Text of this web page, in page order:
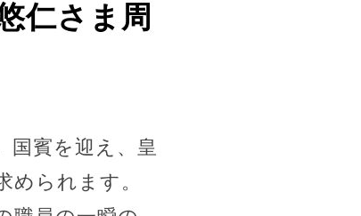
仁さま周
国賓を迎え、皇
られます。